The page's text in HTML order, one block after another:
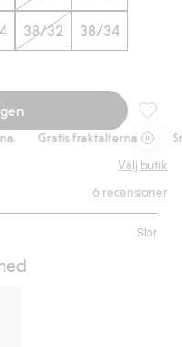
38/32 38/34
Gratis fraktalternativ
Välj butik
Stor
6 recensioner